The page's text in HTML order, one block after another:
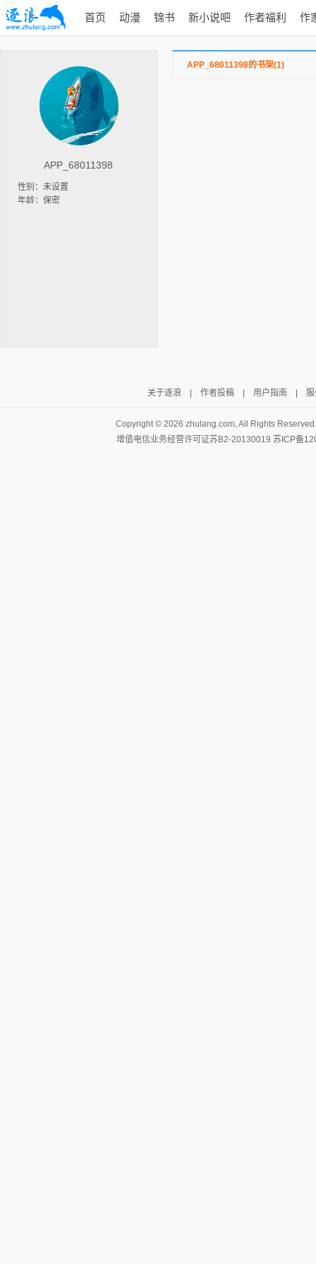
首页 动漫 锦书 新小说吧 作者福利 作
APP_68011398
性别：未设置
年龄：保密
APP_68011398的书架(1)
关于逐浪 作者投稿| 用户指南 服
Copyright © 2026 zhulang.com, All Rights
增值电信业务经营许可证苏B2-20130019 苏ICP备